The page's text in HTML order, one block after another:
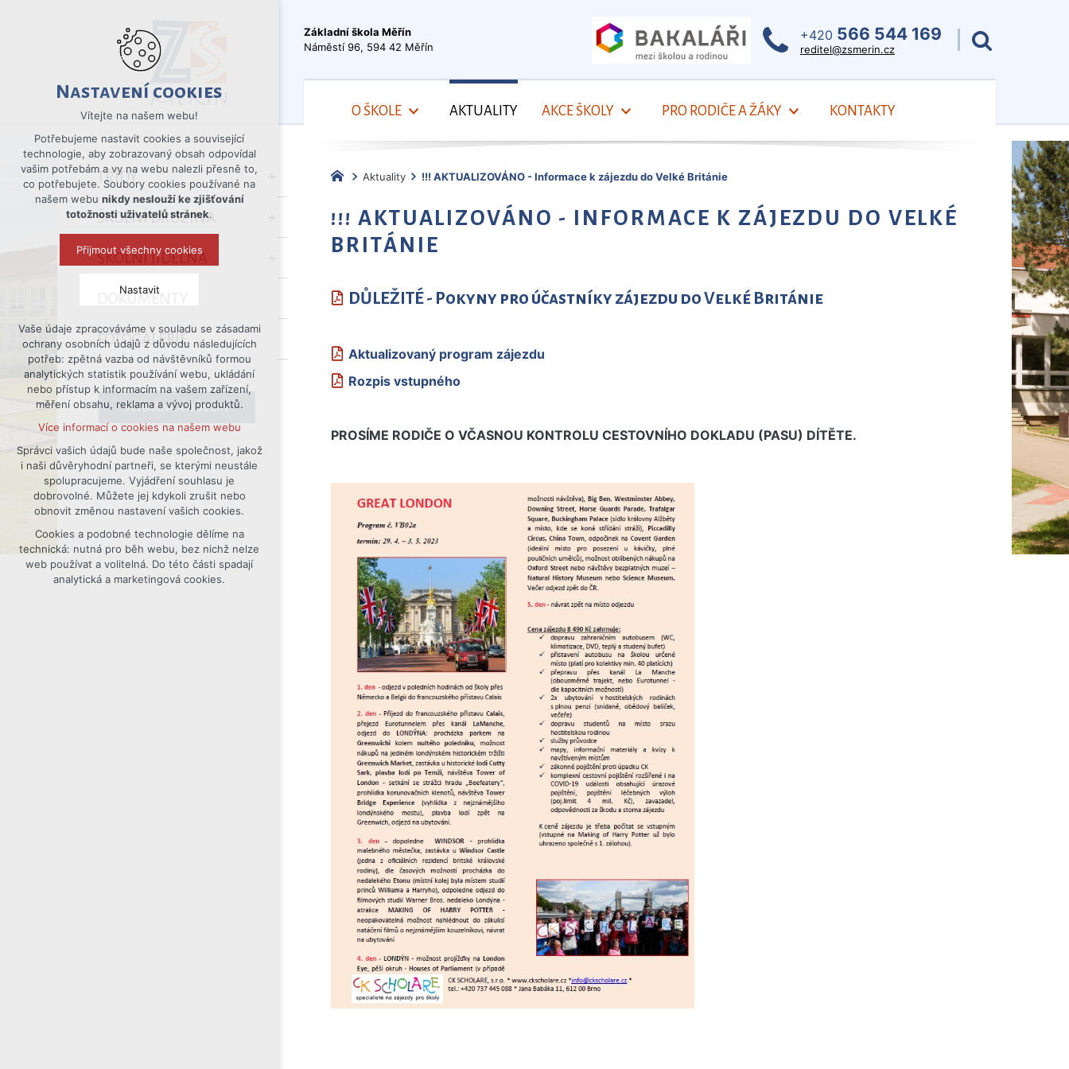
Základní škola Měřín
Náměstí 96, 594 42 Měřín
+420 566 544 169
reditel@zsmerin.cz
O ŠKOLE AKTUALITY AKCE ŠKOLY PRO RODIČE A ŽÁKY KONTAKTY
TŘÍDY
ŠKOLNÍ DRUŽINA
ŠKOLNÍ JÍDELNA
DOKUMENTY
FOTOGALERIE
SCHRÁNKA DŮVĚRY
Aktuality !!! AKTUALIZOVÁNO - Informace k zájezdu do Velké Británie
!!! AKTUALIZOVÁNO - INFORMACE K ZÁJEZDU DO VELKÉ
BRITÁNIE
DŮLEŽITÉ - Pokyny pro účastníky zájezdu do Velké Británie
Aktualizovaný program zájezdu
Rozpis vstupného
PROSÍME RODIČE O VČASNOU KONTROLU CESTOVNÍHO DOKLADU (PASU) DÍTĚTE.
Nastavení cookies
Vítejte na našem webu!
Potřebujeme nastavit cookies a související
technologie, aby zobrazovaný obsah odpovídal
vašim potřebám a vy na webu nalezli přesně to,
co potřebujete. Soubory cookies používané na
našem webu nikdy neslouží ke zjišťování
totožnosti uživatelů stránek.
Přijmout všechny cookies
Nastavit
Technická cookies
nutná pro provozování webu
udržení kontextu stránek (session):
případná přihlášení, volby jazyka, apod.
Volitelná cookies
analytická pro anonymizované
vyhodnocení návštěvnosti
marketingová cookies (Google)
Více informací o cookies na našem webu
Přijmout všechny cookies
Odmítnout vše
Vaše údaje zpracováváme v souladu se zásadami
ochrany osobních údajů z důvodu následujících
potřeb: zpětná vazba od návštěvníků formou
analytických statistik používání webu, ukládání
nebo přístup k informacím na vašem zařízení,
měření obsahu, reklama a vývoj produktů.
Více informací o cookies na našem webu
Správci vašich údajů bude naše společnost, jakož
i naši důvěryhodní partneři, se kterými neustále
spolupracujeme. Vyjádření souhlasu je
dobrovolné. Můžete jej kdykoli zrušit nebo
obnovit změnou nastavení vašich cookies.
Cookies a podobné technologie dělíme na
technická: nutná pro běh webu, bez nichž nelze
web používat a volitelná. Do této části spadají
analytická a marketingová cookies.